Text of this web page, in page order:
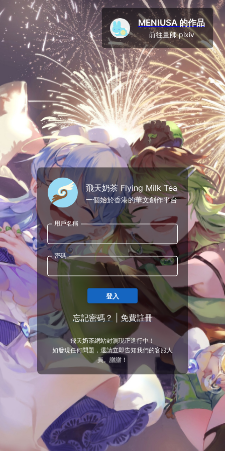
飛天奶茶 Flying Milk Tea
一個始於香港的華文創作平台
用戶名稱
密碼
登入
忘記密碼？ 免費註冊
飛天奶茶網站封測現正進行中！
如發現任何問題，還請立即告知我們的客服人
員。謝謝！
MENIUSA 的作品
前往畫師 pixiv